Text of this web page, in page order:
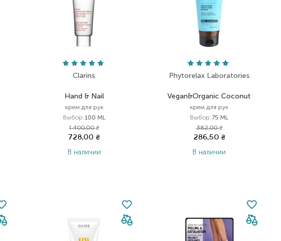
Clarins
Hand & Nail
крем для рук
Выбор 100 ML
1 400,00₴
728,00₴
В наличии
Phytorelax Laboratories
Vegan&Organic Coconut
крем для рук
Выбор 75 ML
382,00₴
286,50 ₴
В наличии